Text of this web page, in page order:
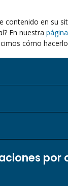
contenido en su
En nuestra
cómo
por